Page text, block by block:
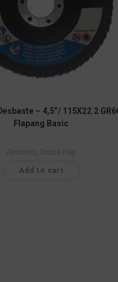
– 4,5”/ 115X22.2
Flapang Basic
Abrasivos, Discos Flap
Add to cart